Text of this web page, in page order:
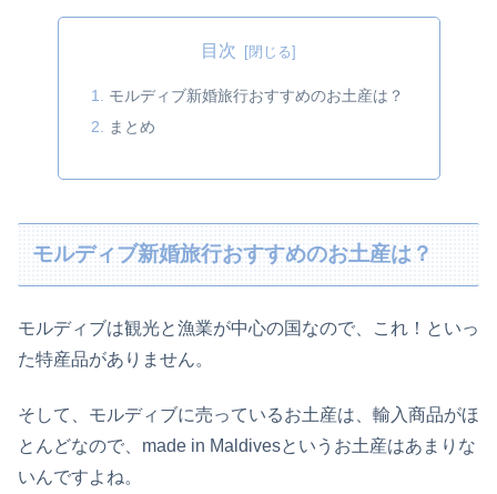
目次
モルディブ新婚旅行おすすめのお土産は？
まとめ
モルディブ新婚旅行おすすめのお土産は？
モルディブは観光と漁業が中心の国なので、これ！といっ
た特産品がありません。
そして、モルディブに売っているお土産は、輸入商品がほ
とんどなので、made in Maldivesというお土産はあまりな
いんですよね。